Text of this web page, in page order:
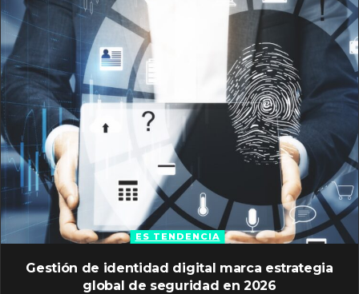
ES TENDENCIA
Gestión de identidad digital marca estrategia
global de seguridad en 2026